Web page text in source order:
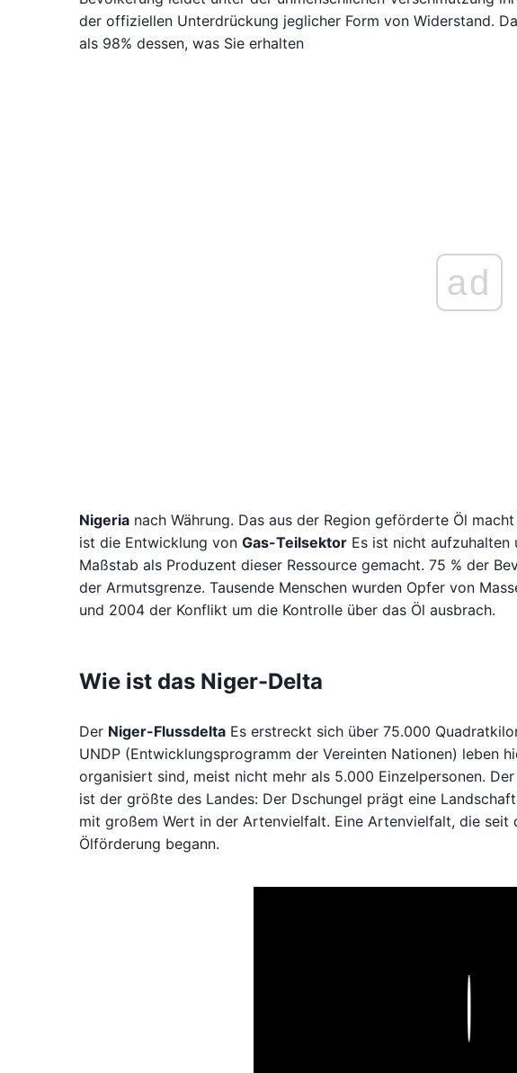
der offiziellen Unterdrückung jeglicher Form von Widerstand.
als 98% dessen, was Sie erhalten
ad
Nigeria nach Währung. Das aus der Region geförderte Öl
ist die Entwicklung von Gas-Teilsektor Es ist nicht aufzuhalten
Maßstab als Produzent dieser Ressource gemacht. 75 % der
der Armutsgrenze. Tausende Menschen wurden Opfer von
und 2004 der Konflikt um die Kontrolle über das Öl ausbrach.
Wie ist das Niger-Delta
Der Niger-Flussdelta Es erstreckt sich über 75.000
UNDP (Entwicklungsprogramm der Vereinten Nationen) leben
organisiert sind, meist nicht mehr als 5.000 Einzelpersonen.
ist der größte des Landes: Der Dschungel prägt eine
mit großem Wert in der Artenvielfalt. Eine Artenvielfalt, die seit
Ölförderung begann.